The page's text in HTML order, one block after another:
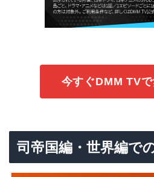
今すぐDMM TV
司帝国編・世界編で